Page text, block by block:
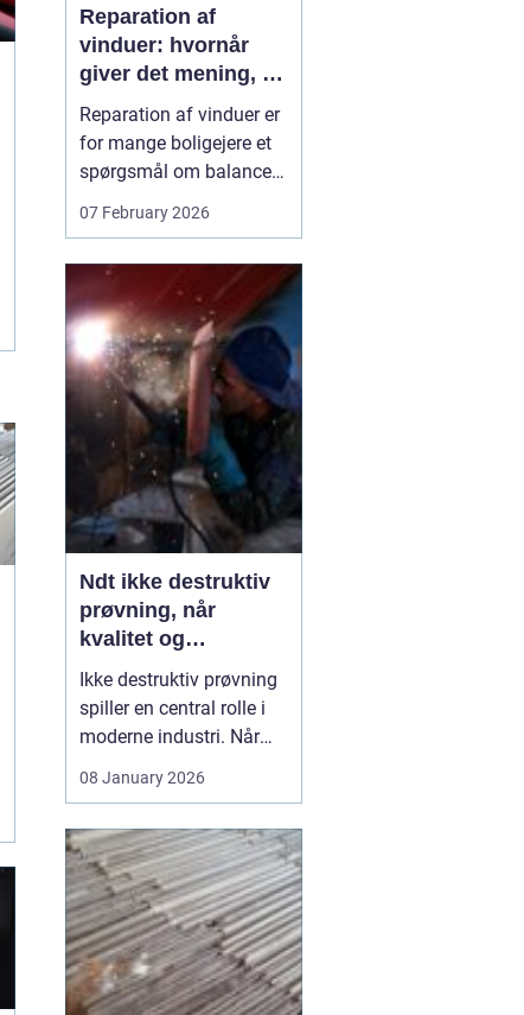
Reparation af
vinduer: hvornår
giver det mening, og
hvad skal du
vælge?
Reparation af vinduer er
for mange boligejere et
spørgsmål om balance.
På den ene side vil du
gerne bevare husets
unødvendige udgifter. På
den anden side skal
vinduerne være tætte,
ene...
07 February 2026
Ndt ikke destruktiv
prøvning, når
kvalitet og
sikkerhed er
afgørende
Ikke destruktiv prøvning
spiller en central rolle i
moderne industri. Når
udstyr, tanke eller
kontrolleres, skal det ske
uden at ødelægge
emnet. Her kommerN...
08 January 2026